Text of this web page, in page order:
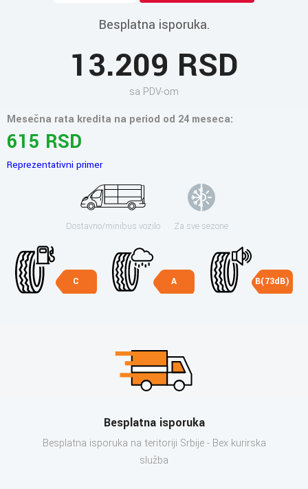
Besplatna isporuka.
13.209 RSD
sa PDV-om
Mesečna rata kredita na period od 24 meseca:
615 RSD
Reprezentativni primer
Dostavno/minibus vozilo Za sve sezone
C A B(73dB)
Besplatna isporuka
Besplatna isporuka na teritoriji Srbije - Bex kurirska
služba